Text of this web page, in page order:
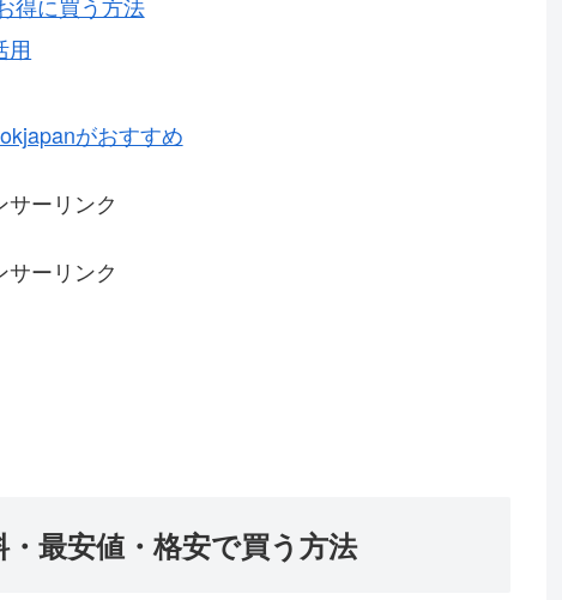
用
がおすすめ
サーリンク
サーリンク
最安値・格安で買う方法